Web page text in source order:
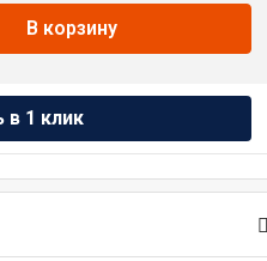
В корзину